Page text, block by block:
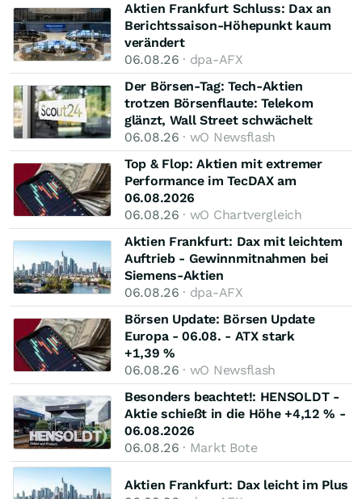
Aktien Frankfurt Schluss: Dax an
Berichtssaison-Höhepunkt kaum
verändert
06.08.26 · dpa-AFX
Der Börsen-Tag: Tech-Aktien
trotzen Börsenflaute: Telekom
glänzt, Wall Street schwächelt
06.08.26 · wO Newsflash
Top & Flop: Aktien mit extremer
Performance im TecDAX am
06.08.2026
06.08.26 · wO Chartvergleich
Aktien Frankfurt: Dax mit leichtem
Auftrieb - Gewinnmitnahmen bei
Siemens-Aktien
06.08.26 · dpa-AFX
Börsen Update: Börsen Update
Europa - 06.08. - ATX stark
+1,39 %
06.08.26 · wO Newsflash
Besonders beachtet!: HENSOLDT -
Aktie schießt in die Höhe +4,12 % -
06.08.2026
06.08.26 · Markt Bote
Aktien Frankfurt: Dax leicht im Plus